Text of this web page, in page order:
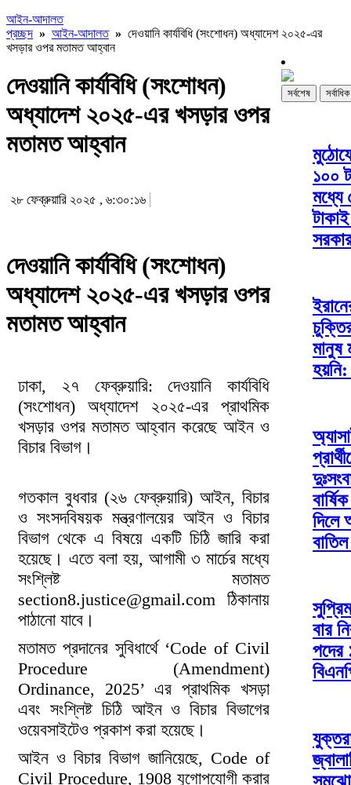
আইন-আদালত
প্রচ্ছদ » আইন-আদালত» দেওয়ানি কার্যবিধি (সংশোধন) অধ্যাদেশ ২০২৫-এর
খসড়ার ওপর মতামত আহ্বান
দেওয়ানি কার্যবিধি (সংশোধন)
অধ্যাদেশ ২০২৫-এর খসড়ার ওপর
মতামত আহ্বান
২৮ ফেব্রুয়ারি ২০২৫ , ৬:৩০:১৬
দেওয়ানি কার্যবিধি (সংশোধন)
অধ্যাদেশ ২০২৫-এর খসড়ার ওপর
মতামত আহ্বান
ঢাকা, ২৭ ফেব্রুয়ারি: দেওয়ানি কার্যবিধি
(সংশোধন) অধ্যাদেশ ২০২৫-এর প্রাথমিক
খসড়ার ওপর মতামত আহ্বান করেছে আইন ও
বিচার বিভাগ।
গতকাল বুধবার (২৬ ফেব্রুয়ারি) আইন, বিচার
ও সংসদবিষয়ক মন্ত্রণালয়ের আইন ও বিচার
বিভাগ থেকে এ বিষয়ে একটি চিঠি জারি করা
হয়েছে। এতে বলা হয়, আগামী ৩ মার্চের মধ্যে
সংশ্লিষ্ট মতামত
section8.justice@gmail.com ঠিকানায়
পাঠানো যাবে।
মতামত প্রদানের সুবিধার্থে ‘Code of Civil
Procedure (Amendment)
Ordinance, 2025’ এর প্রাথমিক খসড়া
এবং সংশ্লিষ্ট চিঠি আইন ও বিচার বিভাগের
ওয়েবসাইটেও প্রকাশ করা হয়েছে।
আইন ও বিচার বিভাগ জানিয়েছে, Code of
Civil Procedure, 1908 যুগোপযোগী করার
সর্বশেষ
১০০
মধ্যে
মানুষ
হয়নি:
দিলে
বার
পদের